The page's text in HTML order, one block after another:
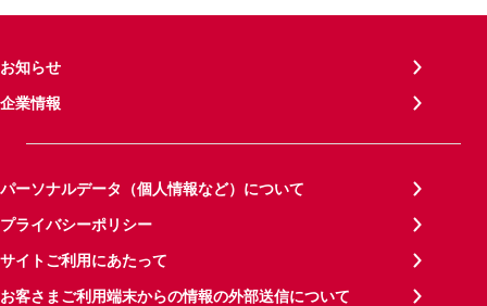
お知らせ
企業情報
パーソナルデータ（個人情報など）について
プライバシーポリシー
サイトご利用にあたって
お客さまご利用端末からの情報の外部送信について